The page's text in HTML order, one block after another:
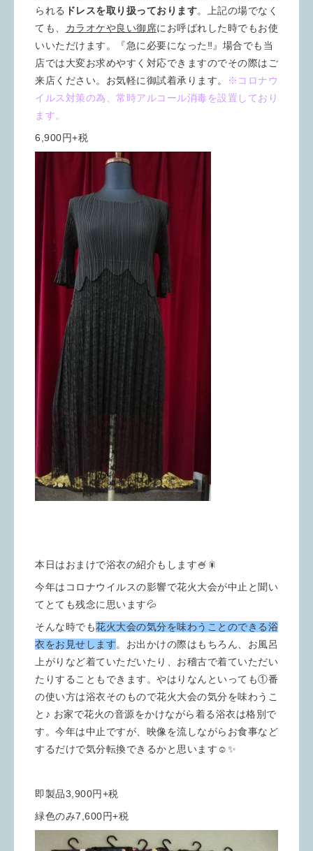
られる ドレスを取り扱っております。上記の場でなく
ても、 カラオケや良い御席にお呼ばれした時でもお使
いいただけます。『急に必要になった‼︎』場合でも当
店では大変お求めやすく対応できますのでその際はご
来店ください。お気軽に御試着承ります。
※コロナウ
イルス対策の為、常時アルコール消毒を設置しており
ます。
6,900円+税
本日はおまけで浴衣の紹介もします🍧🎇
今年はコロナウイルスの影響で花火大会が中止と聞い
てとても残念に思います💦
そんな時でも花火大会の気分を味わうことのできる浴
衣をお見せします。お出かけの際はもちろん、お風呂
上がりなど着ていただいたり、お稽古で着ていただい
たりすることもできます。やはりなんといっても①番
の使い方は浴衣そのもので花火大会の気分を味わうこ
と♪ お家で花火の音源をかけながら着る浴衣は格別で
す。今年は中止ですが、映像を流しながらお食事など
するだけで気分転換できるかと思います☺️✨
即製品3,900円+税
緑色のみ7,600円+税